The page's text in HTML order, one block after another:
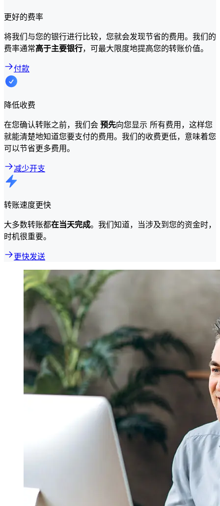
更好的费率
将我们与您的银行进行比较，您就会发现节省的费用。我们的
费率通常高于主要银行，可最大限度地提高您的转账价值。
付款
降低收费
在您确认转账之前，我们会 预先向您显示 所有费用，这样您
就能清楚地知道您要支付的费用。我们的收费更低，意味着您
可以节省更多费用。
减少开支
转账速度更快
大多数转账都在当天完成。我们知道，当涉及到您的资金时，
时机很重要。
更快发送